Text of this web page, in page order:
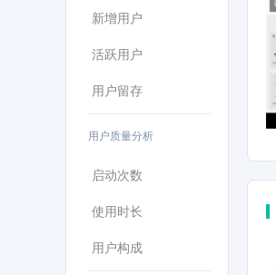
新增用户
活跃用户
用户留存
用户质量分析
启动次数
使用时长
用户构成